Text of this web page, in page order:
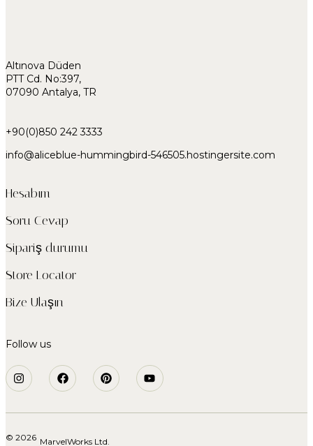
Altınova Düden
PTT Cd. No:397,
07090 Antalya, TR
+90(0)850 242 3333
info@aliceblue-hummingbird-546505.hostingersite.com
Hesabım
Soru Cevap
Sipariş durumu
Store Locator
Bize Ulaşın
Follow us
© 2026 MarvelWorks Ltd.